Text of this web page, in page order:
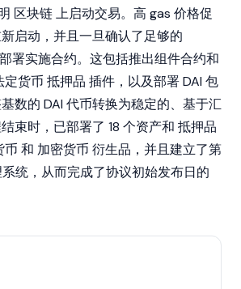
区块链上启动交易。高 gas 价格促
启动，并且一旦确认了足够的
署实施合约。这包括推出组件合约和
定货币 抵押品 插件，以及部署DAI 包
数的 DAI 代币转换为稳定的、基于汇
束时，已部署了 18 个资产和 抵押品
币 和 加密货币 衍生品，并且建立了第
统，从而完成了协议初始发布日的